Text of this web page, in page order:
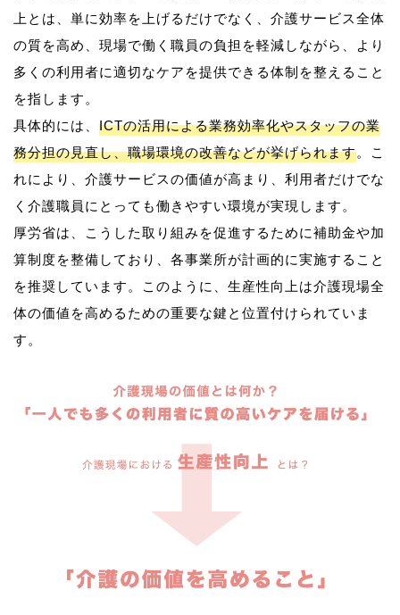
上とは、単に効率を上げるだけでなく、介護サービス全体
の質を高め、現場で働く職員の負担を軽減しながら、より
多くの利用者に適切なケアを提供できる体制を整えること
を指します。
具体的には、 ICTの活用による業務効率化やスタッフの業
務分担の見直し、職場環境の改善などが挙げられます。こ
れにより、介護サービスの価値が高まり、利用者だけでな
く介護職員にとっても働きやすい環境が実現します。
厚労省は、こうした取り組みを促進するために補助金や加
算制度を整備しており、各事業所が計画的に実施すること
を推奨しています。このように、生産性向上は介護現場全
体の価値を高めるための重要な鍵と位置付けられていま